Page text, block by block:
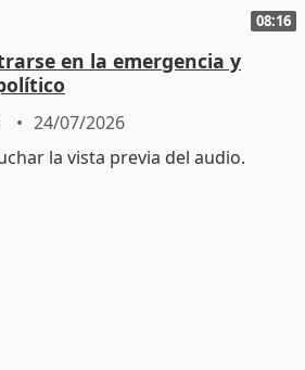
08:16
en la emergencia y
24/07/2026